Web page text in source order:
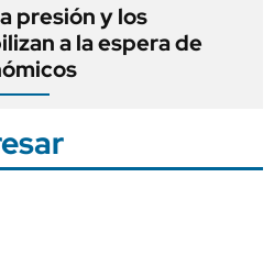
presión y los
a la espera de